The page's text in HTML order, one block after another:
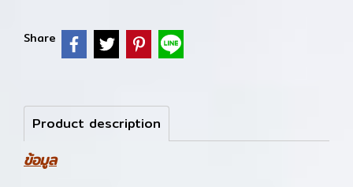
Share
Product description
ข้อมูล